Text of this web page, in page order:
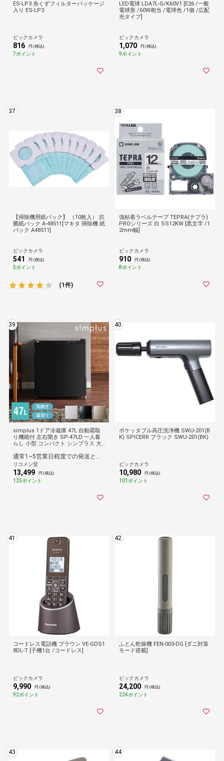
ES-LP3 糸くずフィルターパッケージ
入り ES-LP3
ビックカメラ
816 円 (税込)
7ポイント
LED電球 LDA7L-G/K60V1 [E26 /一般
電球形 /60W相当 /電球色 /1個 /広配
光タイプ]
ビックカメラ
1,070 円 (税込)
9ポイント
37
【掃除機用紙パック】 （10枚入） 抗
菌紙パック A-48511[マキタ 掃除機 紙
パック A48511]
ビックカメラ
541 円 (税込)
5ポイント
(1件)
38
強粘着ラベルテープ TEPRA(テプラ)
PROシリーズ 白 SS12KW [黒文字 /1
2mm幅]
ビックカメラ
910 円 (税込)
8ポイント
39
simplus 1ドア冷蔵庫 47L 自動霜取
り機能付 左右開き SP-47LD 一人暮
らし 小型 コンパクト シンプラス 大
蔵庫 ミニ冷蔵庫 新生活 リビング 寝
室【送料無料】
通常1~5営業日程度での発送となります。
リコメン堂
13,499 円 (税込)
125ポイント
40
ポケッタブル高圧洗浄機 SWU-201(B
K) SPICERR ブラック SWU-201(BK)
ビックカメラ
10,980 円 (税込)
101ポイント
41
コードレス電話機 ブラウン VE-GDS1
8DL-T [子機1台 /コードレス]
ビックカメラ
9,990 円 (税込)
92ポイント
42
ふとん乾燥機 FEN-003-DG [ダニ対策
モード搭載]
ビックカメラ
24,200 円 (税込)
224ポイント
43 44